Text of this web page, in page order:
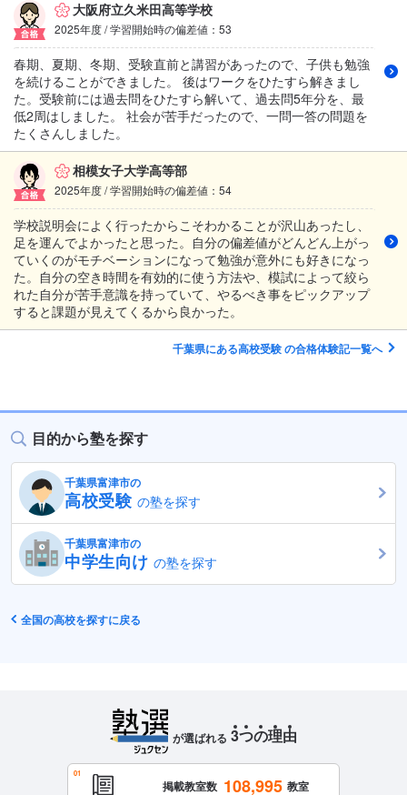
大阪府立久米田高等学校
2025年度 / 学習開始時の偏差値：53
春期、夏期、冬期、受験直前と講習があったので、子供も勉強
を続けることができました。 後はワークをひたすら解きまし
た。受験前には過去問をひたすら解いて、過去問5年分を、最
低2周はしました。 社会が苦手だったので、一問一答の問題を
たくさんしました。
相模女子大学高等部
2025年度 / 学習開始時の偏差値：54
学校説明会によく行ったからこそわかることが沢山あったし、
足を運んでよかったと思った。自分の偏差値がどんどん上がっ
ていくのがモチベーションになって勉強が意外にも好きになっ
た。自分の空き時間を有効的に使う方法や、模試によって絞ら
れた自分が苦手意識を持っていて、やるべき事をピックアップ
すると課題が見えてくるから良かった。
千葉県にある高校受験 の合格体験記一覧へ
目的から塾を探す
千葉県富津市の
高校受験 の塾を探す
千葉県富津市の
中学生向けの塾を探す
全国の高校を探すに戻る
が選ばれる 3つの理由
掲載教室数 108,995 教室